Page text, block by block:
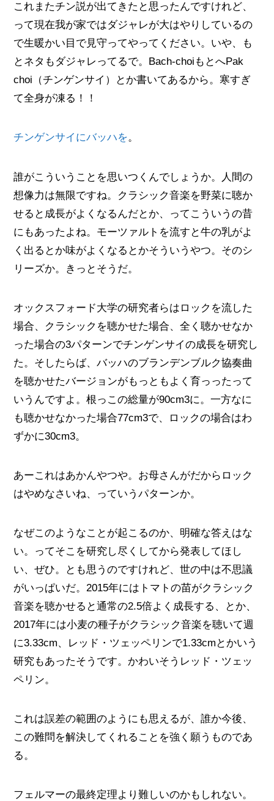
これまたチン説が出てきたと思ったんですけれど、
って現在我が家ではダジャレが大はやりしているの
で生暖かい目で見守ってやってください。いや、も
とネタもダジャレってるで。Bach-choiもとへPak
choi（チンゲンサイ）とか書いてあるから。寒すぎ
て全身が凍る！！
チンゲンサイにバッハを。
誰がこういうことを思いつくんでしょうか。人間の
想像力は無限ですね。クラシック音楽を野菜に聴か
せると成長がよくなるんだとか、ってこういうの昔
にもあったよね。モーツァルトを流すと牛の乳がよ
く出るとか味がよくなるとかそういうやつ。そのシ
リーズか。きっとそうだ。
オックスフォード大学の研究者らはロックを流した
場合、クラシックを聴かせた場合、全く聴かせなか
った場合の3パターンでチンゲンサイの成長を研究し
た。そしたらば、バッハのブランデンブルク協奏曲
を聴かせたバージョンがもっともよく育っったって
いうんですよ。根っこの総量が90cm3に。一方なに
も聴かせなかった場合77cm3で、ロックの場合はわ
ずかに30cm3。
あーこれはあかんやつや。お母さんがだからロック
はやめなさいね、っていうパターンか。
なぜこのようなことが起こるのか、明確な答えはな
い。ってそこを研究し尽くしてから発表してほし
い、ぜひ。とも思うのですけれど、世の中は不思議
がいっぱいだ。2015年にはトマトの苗がクラシック
音楽を聴かせると通常の2.5倍よく成長する、とか、
2017年には小麦の種子がクラシック音楽を聴いて週
に3.33cm、レッド・ツェッペリンで1.33cmとかいう
研究もあったそうです。かわいそうレッド・ツェッ
ペリン。
これは誤差の範囲のようにも思えるが、誰か今後、
この難問を解決してくれることを強く願うものであ
る。
フェルマーの最終定理より難しいのかもしれない。